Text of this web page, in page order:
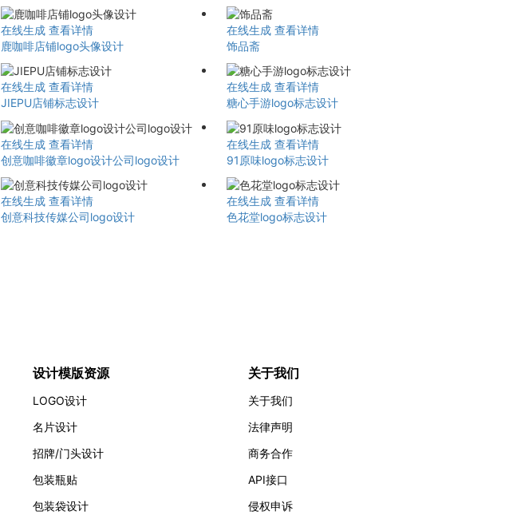
在线生成 查看详情
鹿咖啡店铺logo头像设计
在线生成 查看详情
饰品斋
在线生成 查看详情
JIEPU店铺标志设计
在线生成 查看详情
糖心手游logo标志设计
在线生成 查看详情
创意咖啡徽章logo设计公司logo设计
在线生成 查看详情
91原味logo标志设计
在线生成 查看详情
创意科技传媒公司logo设计
在线生成 查看详情
色花堂logo标志设计
设计模版资源
LOGO设计
名片设计
招牌/门头设计
包装瓶贴
包装袋设计
关于我们
关于我们
法律声明
商务合作
API接口
侵权申诉